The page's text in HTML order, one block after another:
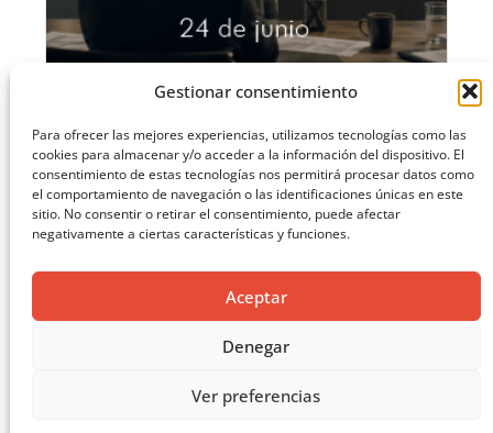
Gestionar consentimiento
Para ofrecer las mejores experiencias, utilizamos tecnologías como las
cookies para almacenar y/o acceder a la información del dispositivo. El
consentimiento de estas tecnologías nos permitirá procesar datos como
el comportamiento de navegación o las identificaciones únicas en este
sitio. No consentir o retirar el consentimiento, puede afectar
negativamente a ciertas características y funciones.
Aceptar
Denegar
Ver preferencias
CICLO “EXPERIENCIAS”: AGENTES IA Y ARQUITECTURA:
EJEMPLOS DE APLICACIÓN – IALAB COAM